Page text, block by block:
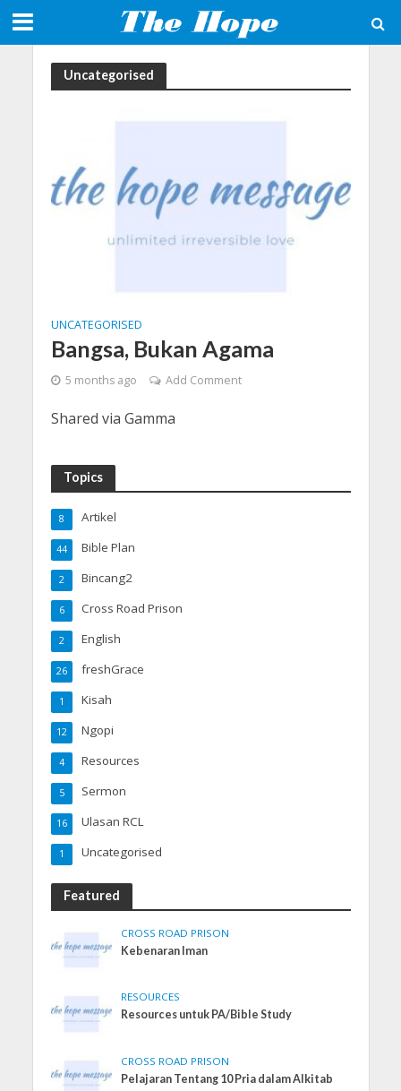
Uncategorised
UNCATEGORISED
Bangsa, Bukan Agama
5 months ago Add Comment
Shared via Gamma
Topics
Artikel
8
Bible Plan
44
Bincang2
2
Cross Road Prison
6
English
2
freshGrace
26
Kisah
1
Ngopi
12
Resources
4
Sermon
5
Ulasan RCL
16
Uncategorised
1
Featured
CROSS ROAD PRISON
Kebenaran Iman
RESOURCES
Resources untuk PA/Bible Study
CROSS ROAD PRISON
Pelajaran Tentang 10 Pria dalam Alkitab